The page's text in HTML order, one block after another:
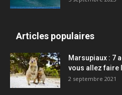
Articles populaires
Marsupiaux : 7
vous allez faire
2 septembre 2021